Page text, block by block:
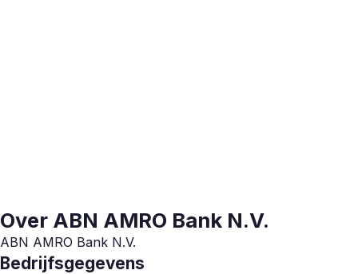
Over ABN AMRO Bank N.V.
ABN AMRO Bank N.V.
Bedrijfsgegevens